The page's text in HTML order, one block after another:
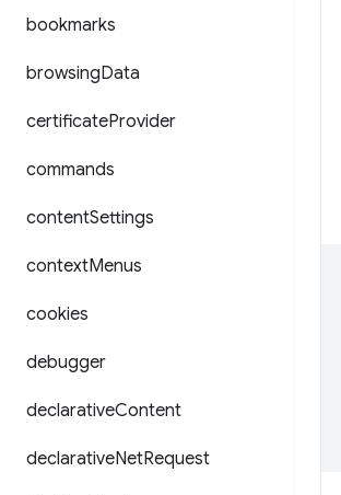
bookmarks
browsingData
certificateProvider
commands
contentSettings
contextMenus
cookies
debugger
declarativeContent
declarativeNetRequest